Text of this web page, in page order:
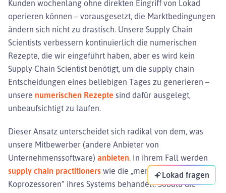
Kunden wochenlang ohne direkten Eingriff von Lokad
operieren können – vorausgesetzt, die Marktbedingungen
ändern sich nicht zu drastisch. Unsere Supply Chain
Scientists verbessern kontinuierlich die numerischen
Rezepte, die wir eingeführt haben, aber es wird kein
Supply Chain Scientist benötigt, um die supply chain
Entscheidungen eines beliebigen Tages zu generieren –
unsere numerischen Rezepte sind dafür ausgelegt,
unbeaufsichtigt zu laufen.
Dieser Ansatz unterscheidet sich radikal von dem, was
unsere Mitbewerber (andere Anbieter von
Unternehmenssoftware) anbieten. In ihrem Fall werden
supply chain practitioners wie die „menschlichen
Koprozessoren“ ihres Systems behandelt. Sobald die
Lokad fragen